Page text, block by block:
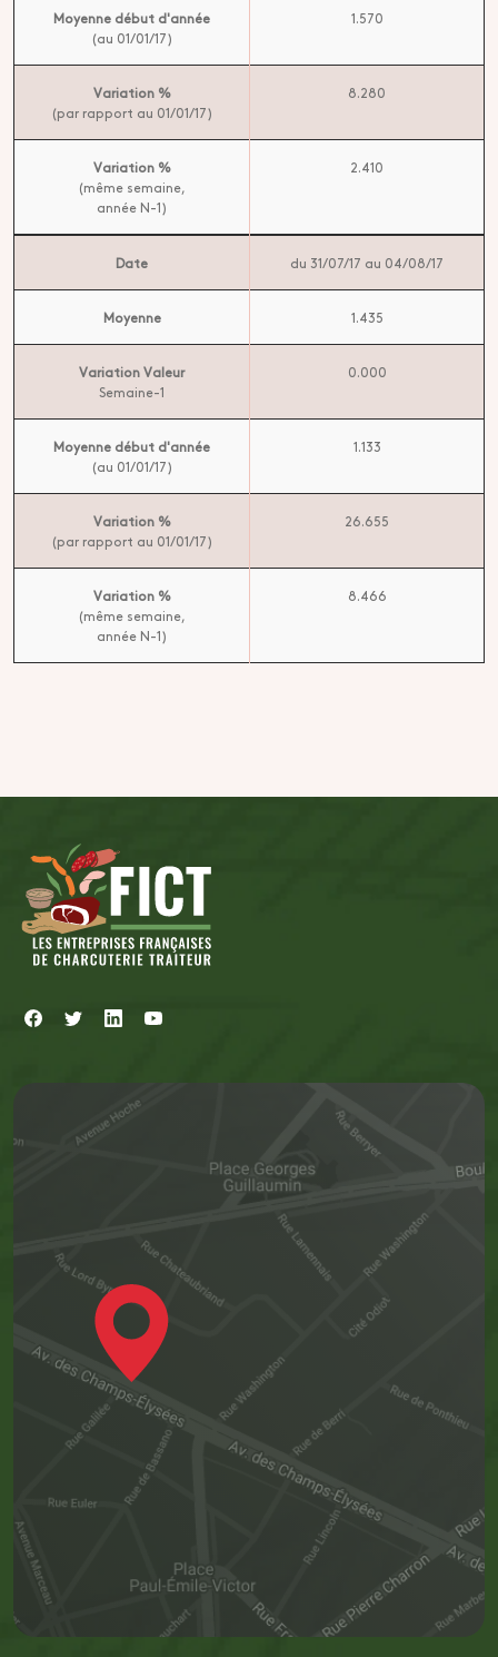
Moyenne début d'année
(au 01/01/17)
1.570
Variation %
(par rapport au 01/01/17)
8.280
Variation %
(même semaine,
année N-1)
2.410
Date du 31/07/17 au 04/08/17
Moyenne 1.435
Variation Valeur
Semaine-1
0.000
Moyenne début d'année
(au 01/01/17)
1.133
Variation %
(par rapport au 01/01/17)
26.655
Variation %
(même semaine,
année N-1)
8.466